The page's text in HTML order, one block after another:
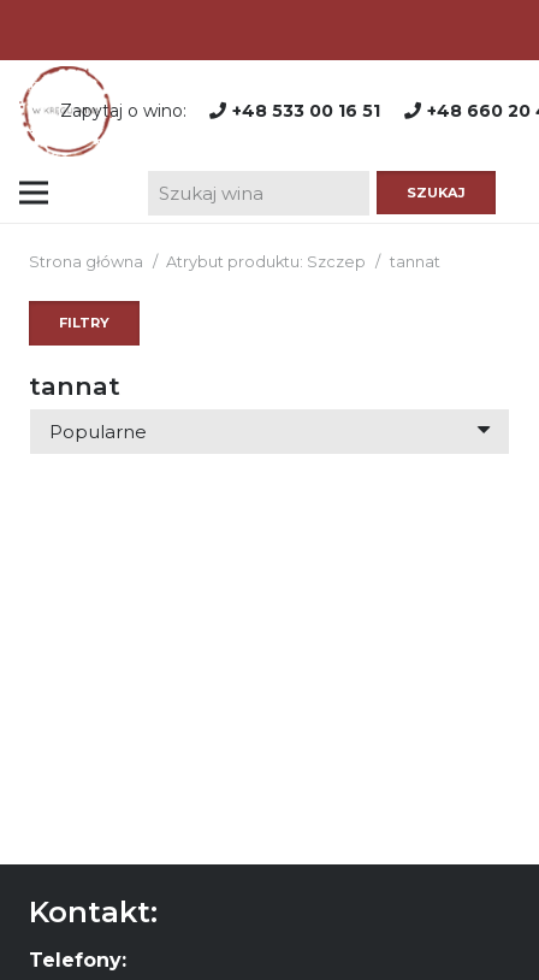
Zapytaj o wino: +48 533 00 16 51 +48 660 20
Strona główna / Atrybut produktu: Szczep / tannat
tannat
FILTRY
Kontakt:
Telefony: